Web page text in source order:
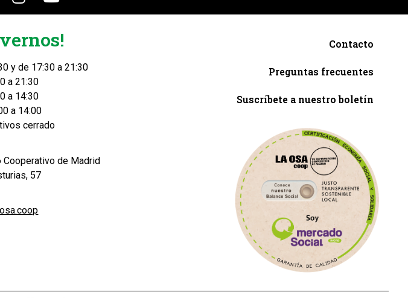
y de 17:30 a 21:30
a 21:30
a 14:30
a 14:00
cerrado
Cooperativo de Madrid
57
Contacto
Preguntas frecuentes
Suscríbete a nuestro boletín